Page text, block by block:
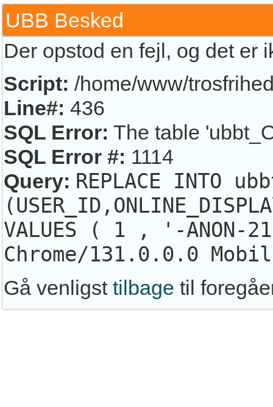
UBB Besked
Der opstod en fejl, og det
Script: /home/www/
Line#: 436
SQL Error: The table
SQL Error #: 1114
Query: REPLACE INTO
VALUES ( 1 , '-
Chrome/131.0.0.0
Gå venligst tilbage til